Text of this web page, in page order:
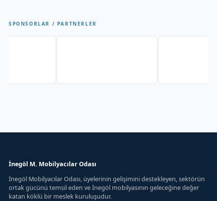
SPONSORLAR / PARTNERLER
İnegöl M. Mobilyacılar Odası
İnegöl Mobilyacılar Odası, üyelerinin gelişimini destekleyen, sektörün
ortak gücünü temsil eden ve İnegöl mobilyasının geleceğine değer
katan köklü bir meslek kuruluşudur.